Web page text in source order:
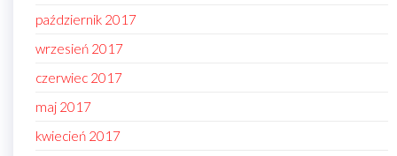
październik 2017
wrzesień 2017
czerwiec 2017
maj 2017
kwiecień 2017